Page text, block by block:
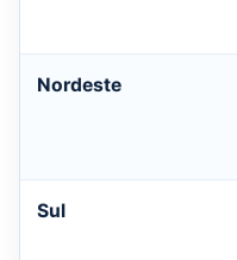
Nordeste
Sul